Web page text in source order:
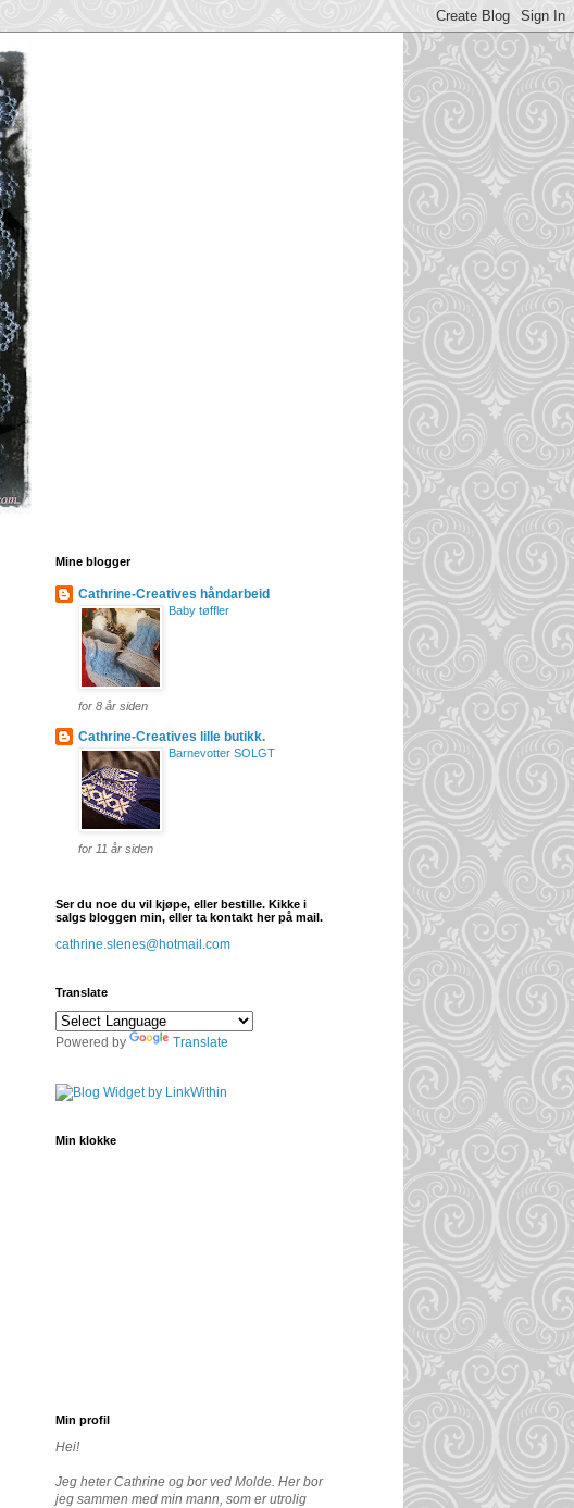
Mine blogger
Cathrine-Creatives håndarbeid
Baby tøffler
for 8 år siden
Cathrine-Creatives lille butikk.
Barnevotter SOLGT
for 11 år siden
Ser du noe du vil kjøpe, eller bestille. Kikke i
salgs bloggen min, eller ta kontakt her på mail.
cathrine.slenes@hotmail.com
Translate
Powered by Translate
Min klokke
Min profil
Hei!
Jeg heter Cathrine og bor ved Molde. Her bor
jeg sammen med min mann, som er utrolig